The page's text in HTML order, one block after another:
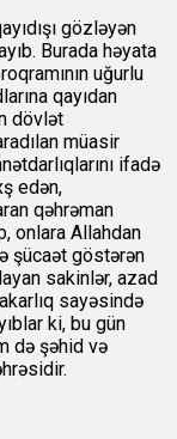
gözləyən
Burada həyata
uğurlu
qayıdan
dövlət
müasir
ifadə
edən,
qəhrəman
onlara Allahdan
şücaət göstərən
sakinlər, azad
sayəsində
ki, bu gün
də şəhid və